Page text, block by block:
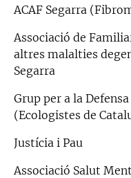
ACAF Segarra
Associació de
altres malalties
Segarra
Grup per a la
(Ecologistes de
Justícia i Pau
Associació Salut